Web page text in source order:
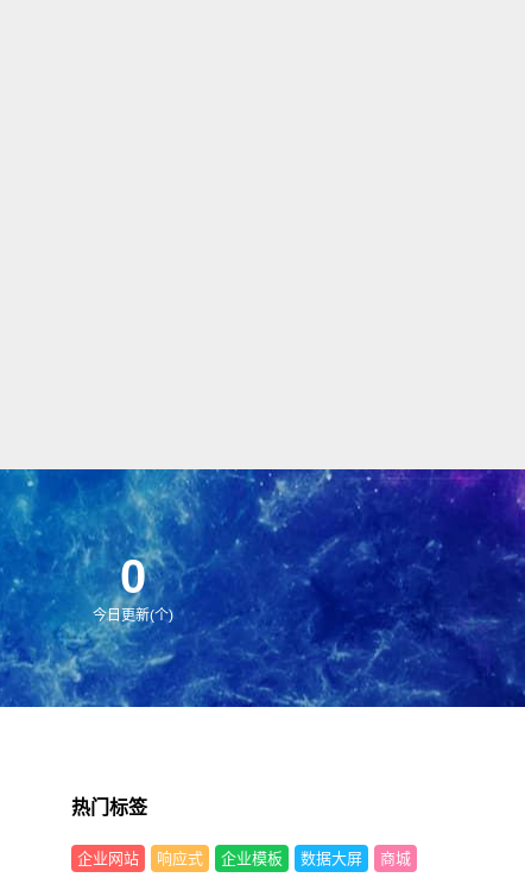
0
今日更新(个)
热门标签
企业网站 响应式 企业模板 数据大屏 商城